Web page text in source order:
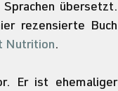
übersetzt.
Nutrition.
Er ist ehemaliger